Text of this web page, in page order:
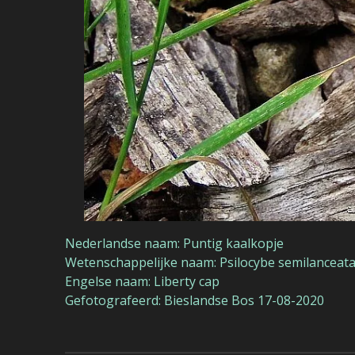
Nederlandse naam: Puntig kaalkopje
Wetenschappelijke naam: Psilocybe semilanceata
Engelse naam: Liberty cap
Gefotografeerd: Bieslandse Bos 17-08-2020